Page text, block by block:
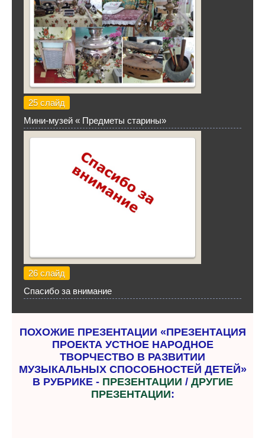
25 слайд
Мини-музей « Предметы старины»
26 слайд
Спасибо за внимание
ПОХОЖИЕ ПРЕЗЕНТАЦИИ «ПРЕЗЕНТАЦИЯ
ПРОЕКТА УСТНОЕ НАРОДНОЕ
ТВОРЧЕСТВО В РАЗВИТИИ
МУЗЫКАЛЬНЫХ СПОСОБНОСТЕЙ ДЕТЕЙ»
В РУБРИКЕ - ПРЕЗЕНТАЦИИ / ДРУГИЕ
ПРЕЗЕНТАЦИИ: